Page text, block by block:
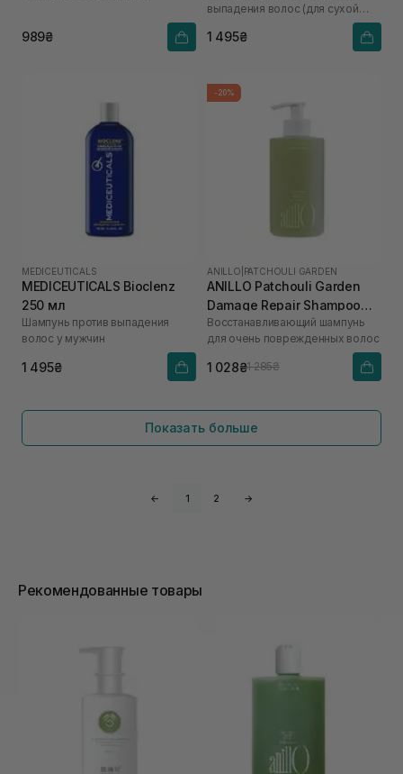
989₴
выпадения волос (для сухой
1 495₴
MEDICEUTICALS
MEDICEUTICALS Bioclenz
250 мл
Шампунь против выпадения
волос у мужчин
1 495₴
-20%
ANILLO PATCHOULI GARDEN
ANILLO Patchouli Garden
Damage Repair Shampoo
300 мл
Восстанавливающий шампунь
для очень поврежденных волос
1 028₴1 285₴
Показать больше
← 1 2 →
Рекомендованные товары